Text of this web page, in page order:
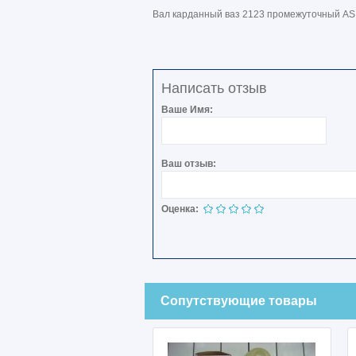
Вал карданный ваз 2123 промежуточный
Написать отзыв
Ваше Имя:
Ваш отзыв:
Оценка:
Сопутствующие товары